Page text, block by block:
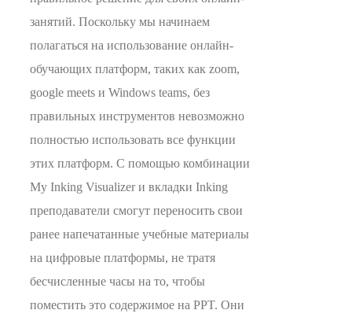
занятий. Поскольку мы начинаем
полагаться на использование онлайн-
обучающих платформ, таких как zoom,
google meets и Windows teams, без
правильных инструментов невозможно
полностью использовать все функции
этих платформ. С помощью комбинации
My Inking Visualizer и вкладки Inking
преподаватели смогут переносить свои
ранее напечатанные учебные материалы
на цифровые платформы, не тратя
бесчисленные часы на то, чтобы
поместить это содержимое на PPT. Они